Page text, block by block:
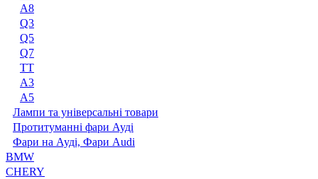
A8
Q3
Q5
Q7
TT
А3
А5
Лампи та універсальні товари
Протитуманні фари Ауді
Фари на Ауді, Фари Audi
BMW
CHERY